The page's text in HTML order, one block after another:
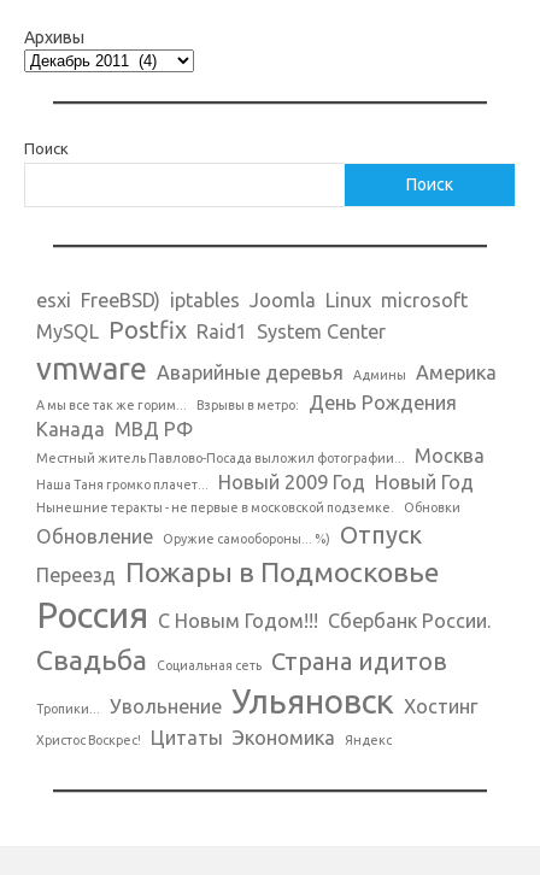
Архивы
Поиск
Поиск
esxi FreeBSD) iptables Joomla Linux microsoft
MySQL Postfix Raid1 System Center
vmware Аварийные деревья Админы Америка
А мы все так же горим... Взрывы в метро:
День Рождения
Канада МВД РФ
Местный житель Павлово-Посада выложил фотографии... Москва
Наша Таня громко плачет... Новый 2009 Год Новый Год
Нынешние теракты - не первые в московской подземке. Обновки
Обновление Оружие самообороны... %) Отпуск
Переезд Пожары в Подмосковье
Россия С Новым Годом!!! Сбербанк России.
Свадьба Социальная сеть Страна идитов
Тропики... Увольнение Ульяновск Хостинг
Христос Воскрес! Цитаты Экономика Яндекс